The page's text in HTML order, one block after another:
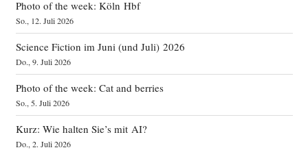
Photo of the week: Köln Hbf
So., 12. Juli 2026
Science Fiction im Juni (und Juli) 2026
Do., 9. Juli 2026
Photo of the week: Cat and berries
So., 5. Juli 2026
Kurz: Wie halten Sie’s mit AI?
Do., 2. Juli 2026